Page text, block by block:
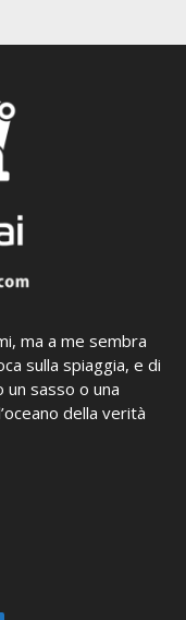
ma a me sembra
sulla spiaggia, e di
sasso o una
della verità